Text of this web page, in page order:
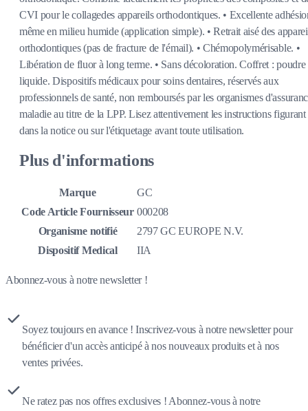
CVI pour le collagedes appareils orthodontiques. • Excellente
même en milieu humide (application simple). • Retrait aisé des
orthodontiques (pas de fracture de l'émail). • Chémopolymérisable. •
Libération de fluor à long terme. • Sans décoloration. Coffret : poudre
liquide. Dispositifs médicaux pour soins dentaires, réservés aux
professionnels de santé, non remboursés par les organismes
maladie au titre de la LPP. Lisez attentivement les instructions figurant
dans la notice ou sur l'étiquetage avant toute utilisation.
Plus d'informations
Marque
GC
Code Article Fournisseur 000208
Organisme notifié
2797 GC EUROPE N.V.
Dispositif Medical
IIA
Abonnez-vous à notre newsletter !
Soyez toujours en avance ! Inscrivez-vous à notre newsletter pour
bénéficier d'un accès anticipé à nos nouveaux produits et à nos
ventes privées.
Ne ratez pas nos offres exclusives ! Abonnez-vous à notre